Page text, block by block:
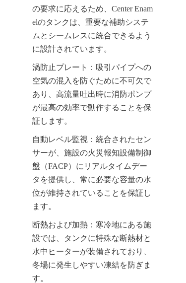
の要求に応えるため、Center Enam
elのタンクは、重要な補助システ
ムとシームレスに統合できるよう
に設計されています。
渦防止プレート：吸引パイプへの
空気の混入を防ぐために不可欠で
あり、高流量吐出時に消防ポンプ
が最高の効率で動作することを保
証します。
自動レベル監視：統合されたセン
サーが、施設の火災報知設備制御
盤（FACP）にリアルタイムデー
タを提供し、常に必要な容量の水
位が維持されていることを保証し
ます。
断熱および加熱：寒冷地にある施
設では、タンクに特殊な断熱材と
水中ヒーターが装備されており、
冬場に発生しやすい凍結を防ぎま
す。